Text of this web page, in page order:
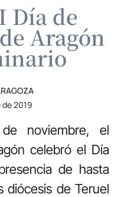
Día de
Aragón
de 2019
noviembre, el
celebró el Día
de hasta
diócesis de Teruel